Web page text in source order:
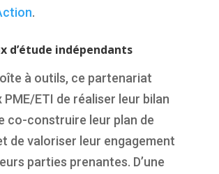
.
d’étude indépendants
à outils, ce partenariat
PME/ETI de réaliser leur bilan
co-construire leur plan de
de valoriser leur engagement
parties prenantes. D’une